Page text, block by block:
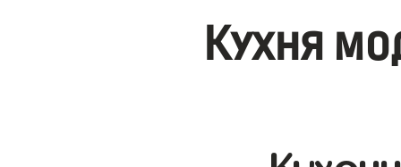
Кухня